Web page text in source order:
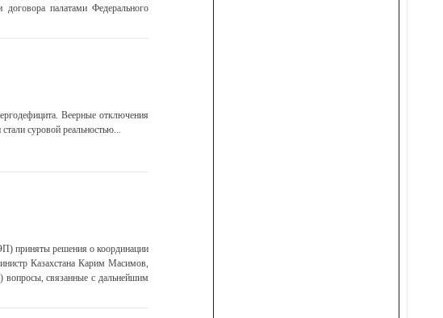
палатами Федерального
Веерные отключения
суровой реальностью...
приняты решения о координации
Казахстана Карим Масимов,
вопросы, связанные с дальнейшим